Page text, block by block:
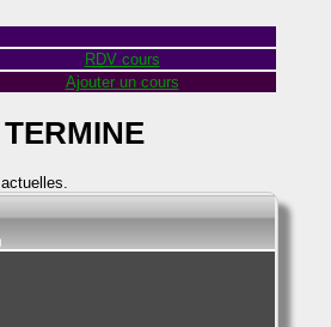
RDV cours
Ajouter un cours